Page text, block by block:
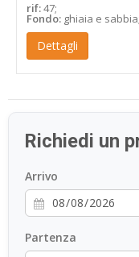
rif:47;
Fondo: ghiaia e sabbia;
Dettagli
Richiedi un
Arrivo
Partenza